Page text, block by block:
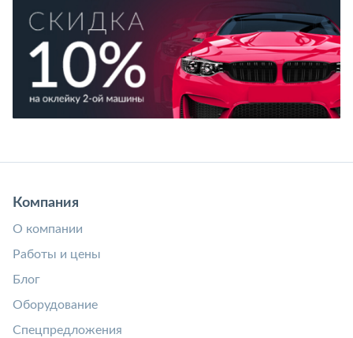
Компания
О компании
Работы и цены
Блог
Оборудование
Спецпредложения